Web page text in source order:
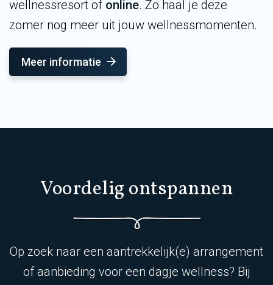
wellnessresort of online. Zo haal je deze
zomer nog meer uit jouw wellnessmomenten.
Meer informatie
Voordelig ontspannen
Op zoek naar een aantrekkelijk(e) arrangement
of aanbieding voor een dagje wellness? Bij